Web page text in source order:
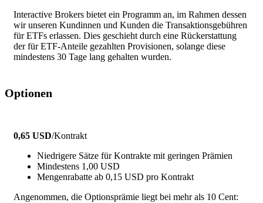
Interactive Brokers bietet ein Programm an, im Rahmen dessen
wir unseren Kundinnen und Kunden die Transaktionsgebühren
für ETFs erlassen. Dies geschieht durch eine Rückerstattung
der für ETF-Anteile gezahlten Provisionen, solange diese
mindestens 30 Tage lang gehalten wurden.
Optionen
0,65 USD/Kontrakt
Niedrigere Sätze für Kontrakte mit geringen Prämien
Mindestens 1,00 USD
Mengenrabatte ab 0,15 USD pro Kontrakt
Angenommen, die Optionsprämie liegt bei mehr als 10 Cent: